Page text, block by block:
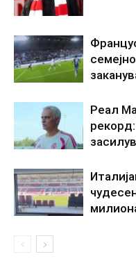
Реал